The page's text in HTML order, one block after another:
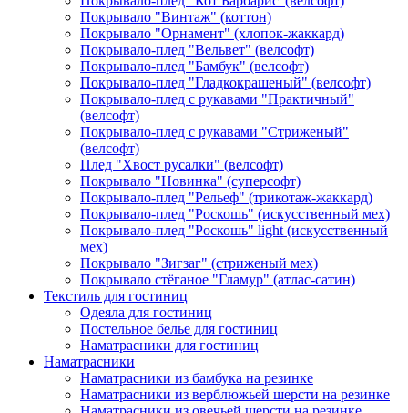
Покрывало "Винтаж" (коттон)
Покрывало "Орнамент" (хлопок-жаккард)
Покрывало-плед "Вельвет" (велсофт)
Покрывало-плед "Бамбук" (велсофт)
Покрывало-плед "Гладкокрашеный" (велсофт)
Покрывало-плед с рукавами "Практичный"
(велсофт)
Покрывало-плед с рукавами "Стриженый"
(велсофт)
Плед "Хвост русалки" (велсофт)
Покрывало "Новинка" (суперсофт)
Покрывало-плед "Рельеф" (трикотаж-жаккард)
Покрывало-плед "Роскошь" (искусственный мех)
Покрывало-плед "Роскошь" light (искусственный
мех)
Покрывало "Зигзаг" (стриженый мех)
Покрывало стёганое "Гламур" (атлас-сатин)
Текстиль для гостиниц
Одеяла для гостиниц
Постельное белье для гостиниц
Наматрасники для гостиниц
Наматрасники
Наматрасники из бамбука на резинке
Наматрасники из верблюжьей шерсти на резинке